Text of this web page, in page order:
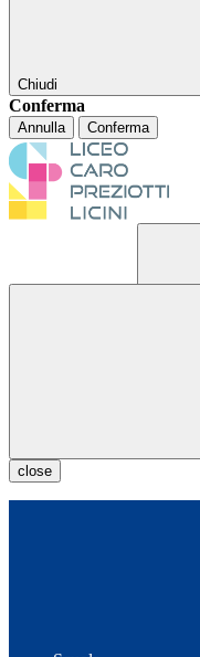
Chiudi
Conferma
Annulla Conferma
close